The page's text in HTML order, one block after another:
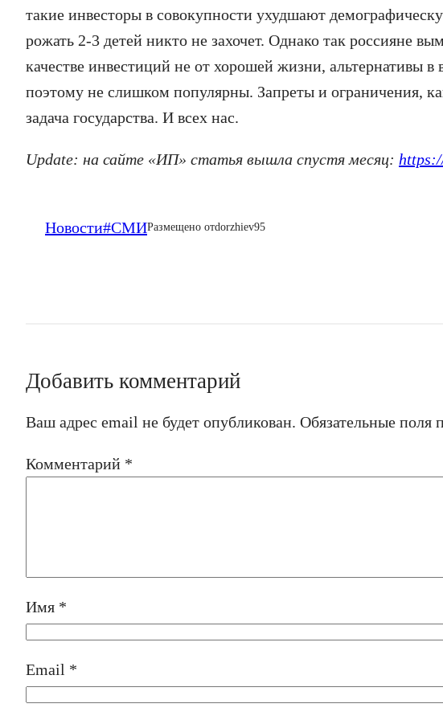
такие инвесторы в совокупности ухудшают
рожать 2-3 детей никто не захочет. Однако так россияне
качестве инвестиций не от хорошей жизни, альтернативы
поэтому не слишком популярны. Запреты и ограничения,
задача государства. И всех нас.
Update: на сайте «ИП» статья вышла спустя месяц:
Новости#СМИРазмещено отdorzhiev95
Добавить комментарий
Ваш адрес email не будет опубликован. Обязательные поля
Комментарий *
Имя *
Email *